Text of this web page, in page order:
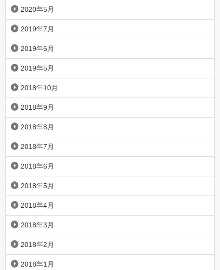
2020年5月
2019年7月
2019年6月
2019年5月
2018年10月
2018年9月
2018年8月
2018年7月
2018年6月
2018年5月
2018年4月
2018年3月
2018年2月
2018年1月